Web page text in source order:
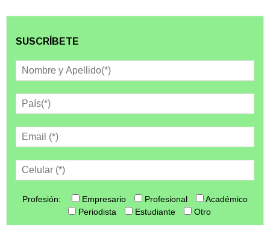
SUSCRÍBETE
Profesión: Empresario Profesional
Académico
Periodista
Estudiante Otro